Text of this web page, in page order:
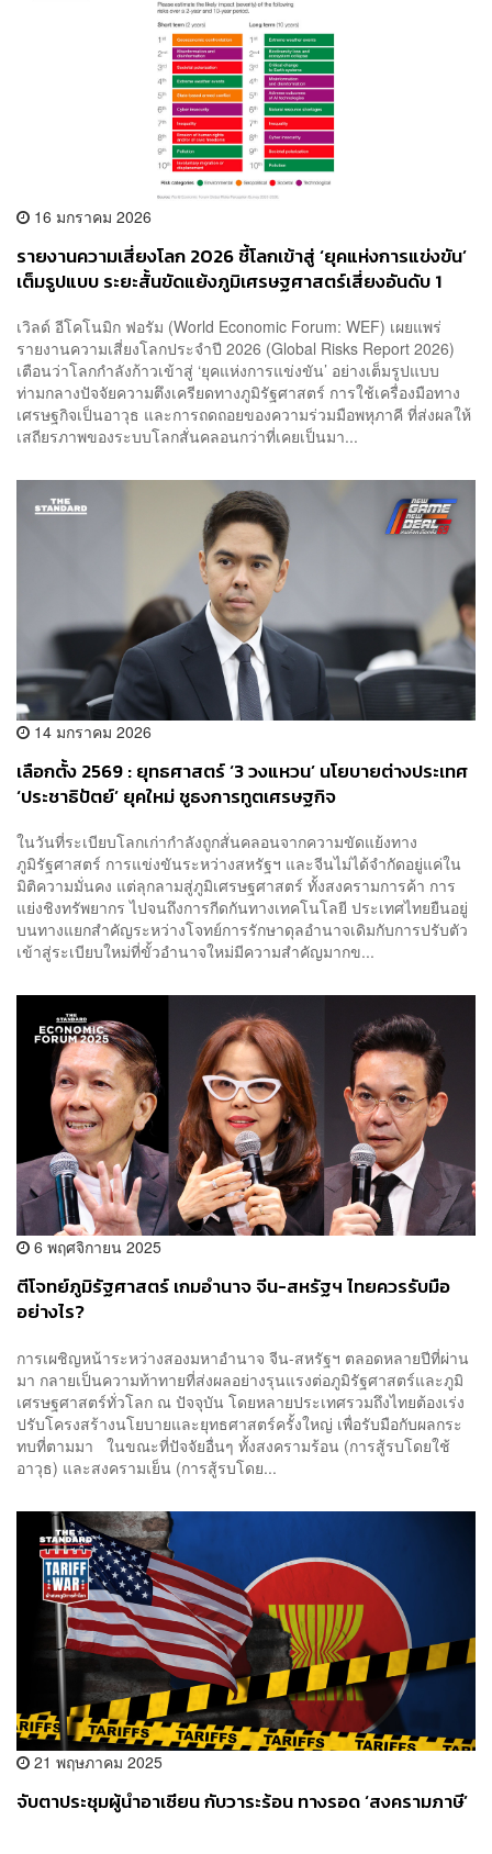
16 มกราคม 2026
รายงานความเสี่ยงโลก 2026 ชี้โลกเข้าสู่ ‘ยุคแห่งการแข่งขัน’
เต็มรูปแบบ ระยะสั้นขัดแย้งภูมิเศรษฐศาสตร์เสี่ยงอันดับ 1
เวิลด์ อีโคโนมิก ฟอรัม (World Economic Forum: WEF) เผยแพร่
รายงานความเสี่ยงโลกประจำปี 2026 (Global Risks Report 2026)
เตือนว่าโลกกำลังก้าวเข้าสู่ ‘ยุคแห่งการแข่งขัน’ อย่างเต็มรูปแบบ
ท่ามกลางปัจจัยความตึงเครียดทางภูมิรัฐศาสตร์ การใช้เครื่องมือทาง
เศรษฐกิจเป็นอาวุธ และการถดถอยของความร่วมมือพหุภาคี ที่ส่งผลให้
เสถียรภาพของระบบโลกสั่นคลอนกว่าที่เคยเป็นมา...
14 มกราคม 2026
เลือกตั้ง 2569 : ยุทธศาสตร์ ‘3 วงแหวน’ นโยบายต่างประเทศ
‘ประชาธิปัตย์’ ยุคใหม่ ชูธงการทูตเศรษฐกิจ
ในวันที่ระเบียบโลกเก่ากำลังถูกสั่นคลอนจากความขัดแย้งทาง
ภูมิรัฐศาสตร์ การแข่งขันระหว่างสหรัฐฯ และจีนไม่ได้จำกัดอยู่แค่ใน
มิติความมั่นคง แต่ลุกลามสู่ภูมิเศรษฐศาสตร์ ทั้งสงครามการค้า การ
แย่งชิงทรัพยากร ไปจนถึงการกีดกันทางเทคโนโลยี ประเทศไทยยืนอยู่
บนทางแยกสำคัญระหว่างโจทย์การรักษาดุลอำนาจเดิมกับการปรับตัว
เข้าสู่ระเบียบใหม่ที่ขั้วอำนาจใหม่มีความสำคัญมากข...
6 พฤศจิกายน 2025
ตีโจทย์ภูมิรัฐศาสตร์ เกมอำนาจ จีน-สหรัฐฯ ไทยควรรับมือ
อย่างไร?
การเผชิญหน้าระหว่างสองมหาอำนาจ จีน-สหรัฐฯ ตลอดหลายปีที่ผ่าน
มา กลายเป็นความท้าทายที่ส่งผลอย่างรุนแรงต่อภูมิรัฐศาสตร์และภูมิ
เศรษฐศาสตร์ทั่วโลก ณ ปัจจุบัน โดยหลายประเทศรวมถึงไทยต้องเร่ง
ปรับโครงสร้างนโยบายและยุทธศาสตร์ครั้งใหญ่ เพื่อรับมือกับผลกระ
ทบที่ตามมา ในขณะที่ปัจจัยอื่นๆ ทั้งสงครามร้อน (การสู้รบโดยใช้
อาวุธ) และสงครามเย็น (การสู้รบโดย...
21 พฤษภาคม 2025
จับตาประชุมผู้นำอาเซียน กับวาระร้อน ทางรอด ‘สงครามภาษี’